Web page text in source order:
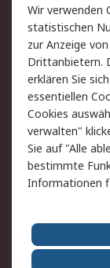
Hilfe
Rechtliches
RS Verkaufs-
Cookie-
Impressum
Karriere bei RS
Wir verwenden
statistischen
zur Anzeige
Drittanbietern.
erklären Sie
essentiellen
Cookies
verwalten"
Sie auf "Alle
bestimmte
Informationen